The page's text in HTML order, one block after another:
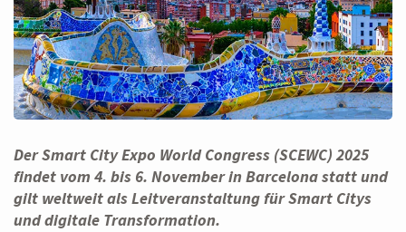
Der Smart City Expo World Congress (SCEWC) 2025
findet vom 4. bis 6. November in Barcelona statt und
gilt weltweit als Leitveranstaltung für Smart Citys
und digitale Transformation.